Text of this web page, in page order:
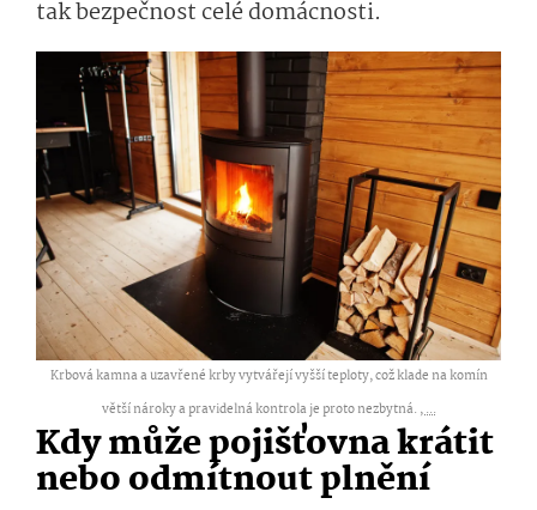
tak bezpečnost celé domácnosti.
Krbová kamna a uzavřené krby vytvářejí vyšší teploty, což klade na komín
větší nároky a pravidelná kontrola je proto nezbytná. ,...
Kdy může pojišťovna krátit
nebo odmítnout plnění